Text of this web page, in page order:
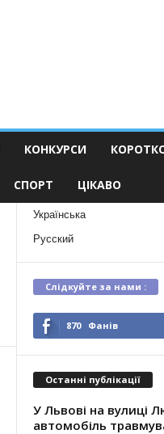
КОНКУРСИ
СПОРТ ЦІКАВО
Українська
Русский
Слідкуйте за нами :
870 Фанів
Останні публікації
У Львові на вулиці
автомобіль